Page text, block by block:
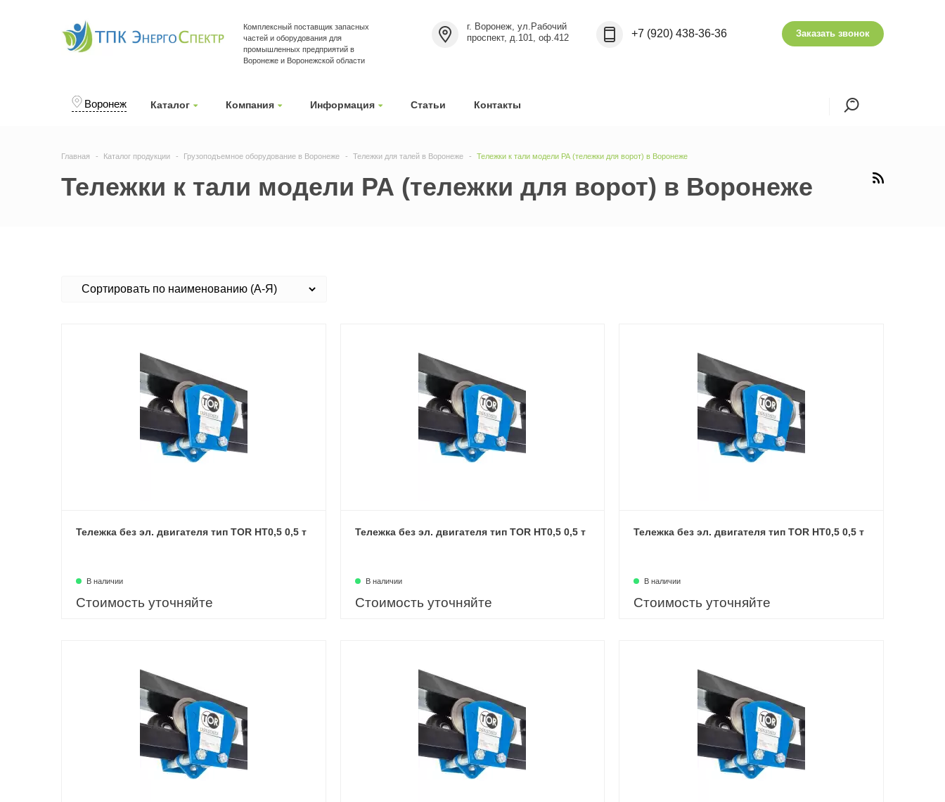
Воронеж Каталог Компания Информация Статьи Контакты
Комплексный поставщик запасных
частей и оборудования для
промышленных предприятий в
Воронеже и Воронежской области
г. Воронеж, ул.Рабочий
проспект, д.101, оф.412
+7 (920) 438-36-36 Заказать звонок
Главная Каталог продукции Грузоподъемное оборудование в Воронеже Тележки для талей в Воронеже Тележки к тали модели РА (тележки для ворот) в Воронеже
Тележки к тали модели РА (тележки для ворот) в Воронеже
Тележка без эл. двигателя тип TOR HT0,5 0,5 т
В наличии
Стоимость уточняйте
Тележка без эл. двигателя тип TOR HT0,5 0,5 т
В наличии
Стоимость уточняйте
Тележка без эл. двигателя тип TOR HT0,5 0,5 т
В наличии
Стоимость уточняйте